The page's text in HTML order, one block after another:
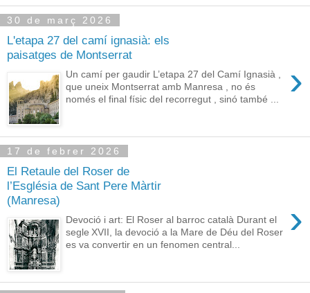
30 de març 2026
L'etapa 27 del camí ignasià: els
paisatges de Montserrat
›
Un camí per gaudir L’etapa 27 del Camí Ignasià ,
que uneix Montserrat amb Manresa , no és
només el final físic del recorregut , sinó també ...
17 de febrer 2026
El Retaule del Roser de
l’Església de Sant Pere Màrtir
(Manresa)
›
Devoció i art: El Roser al barroc català Durant el
segle XVII, la devoció a la Mare de Déu del Roser
es va convertir en un fenomen central...